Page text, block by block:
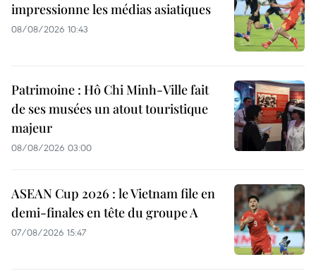
impressionne les médias asiatiques
08/08/2026 10:43
Patrimoine : Hô Chi Minh-Ville fait
de ses musées un atout touristique
majeur
08/08/2026 03:00
ASEAN Cup 2026 : le Vietnam file en
demi-finales en tête du groupe A
07/08/2026 15:47